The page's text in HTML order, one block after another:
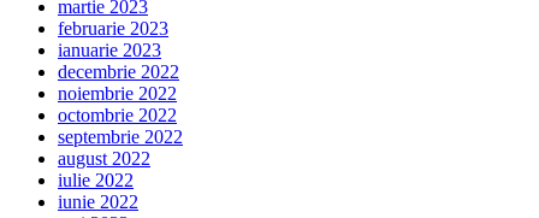
martie 2023
februarie 2023
ianuarie 2023
decembrie 2022
noiembrie 2022
octombrie 2022
septembrie 2022
august 2022
iulie 2022
iunie 2022